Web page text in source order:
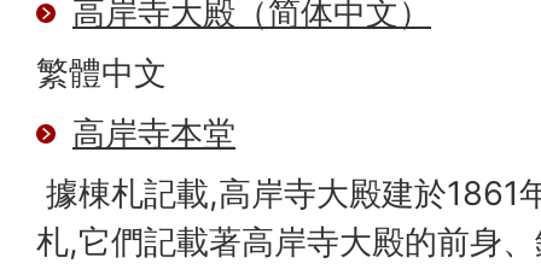
高岸寺大殿（简体中文）
繁體中文
高岸寺本堂
據棟札記載,高岸寺大殿建於1861
札,它們記載著高岸寺大殿的前身